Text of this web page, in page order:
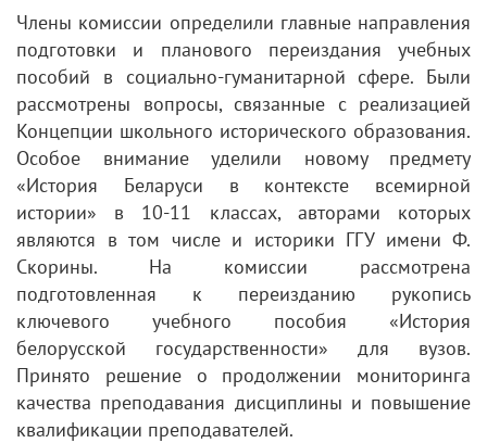
Члены комиссии определили главные направления
подготовки и планового переиздания учебных
пособий в социально-гуманитарной сфере. Были
рассмотрены вопросы, связанные с реализацией
Концепции школьного исторического образования.
Особое внимание уделили новому предмету
«История Беларуси в контексте всемирной
истории» в 10-11 классах, авторами которых
являются в том числе и историки ГГУ имени Ф.
Скорины. На комиссии рассмотрена
подготовленная к переизданию рукопись
ключевого учебного пособия «История
белорусской государственности» для вузов.
Принято решение о продолжении мониторинга
качества преподавания дисциплины и повышение
квалификации преподавателей.